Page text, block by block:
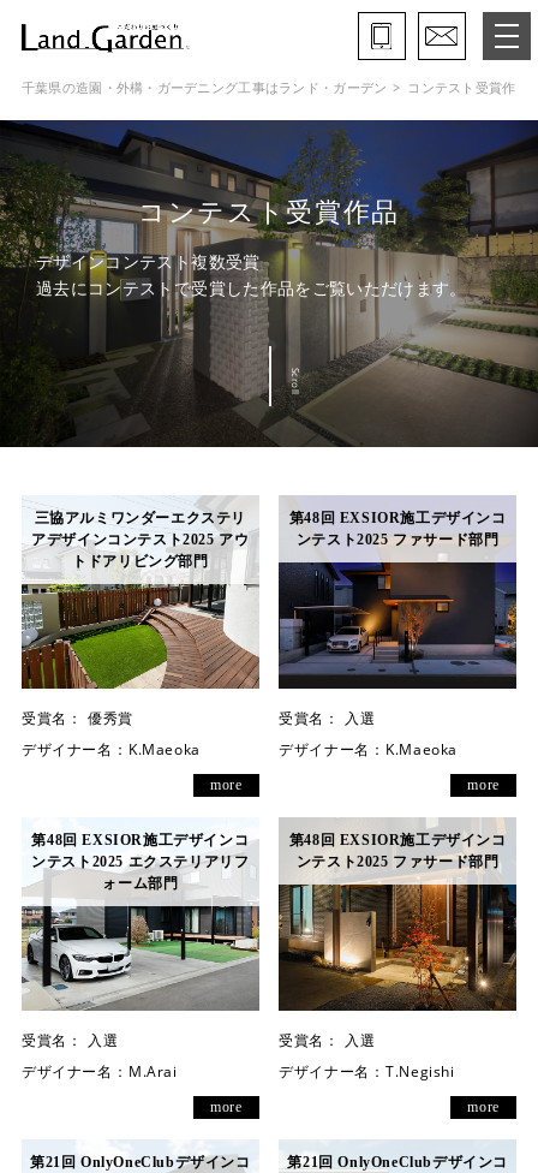
ランド・ガーデンとは
モデルガーデン
施工事例
保証と約束・ご理解いただきたい事
施工の流れ
よくある質問
店舗案内
スタッフ紹介
プライバシーポリシー
サイトマップ
千葉県の造園・外構・ガーデニング工事はランド・ガーデン コンテスト受賞作品
コンテスト受賞作品
デザインコンテスト複数受賞
過去にコンテストで受賞した作品をご覧いただけます。
Scroll
三協アルミワンダーエクステリ
アデザインコンテスト2025 アウ
トドアリビング部門
受賞名： 優秀賞
デザイナー名： K.Maeoka
more
第48回 EXSIOR施工デザインコ
ンテスト2025 ファサード部門
受賞名：
入選
デザイナー名： K.Maeoka
more
第48回 EXSIOR施工デザインコ
ンテスト2025 エクステリアリフ
ォーム部門
受賞名：
入選
デザイナー名： M.Arai
more
第48回 EXSIOR施工デザインコ
ンテスト2025 ファサード部門
受賞名：
入選
デザイナー名： T.Negishi
more
第21回 OnlyOneClubデザインコ
第21回 OnlyOneClubデザインコ